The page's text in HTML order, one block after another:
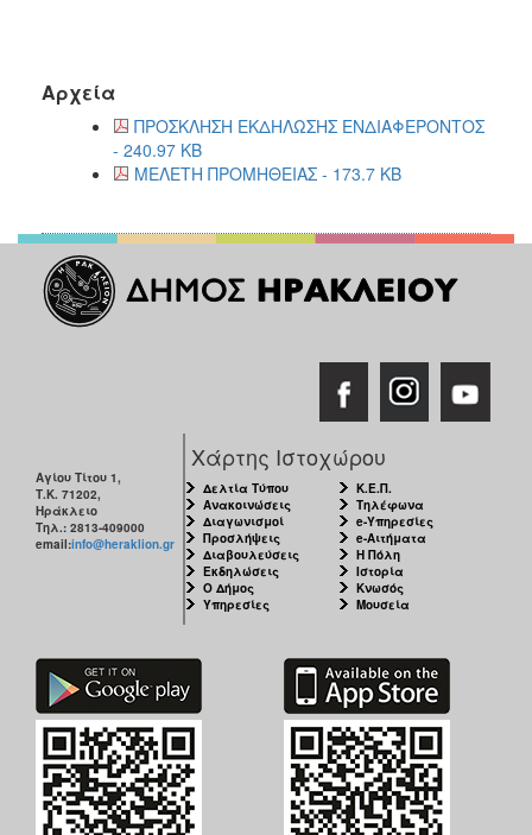
Αρχεία
ΠΡΟΣΚΛΗΣΗ ΕΚΔΗΛΩΣΗΣ ΕΝΔΙΑΦΕΡΟΝΤΟΣ
- 240.97 KB
ΜΕΛΕΤΗ ΠΡΟΜΗΘΕΙΑΣ - 173.7 KB
Αγίου Τίτου 1,
Τ.Κ. 71202,
Ηράκλειο
Τηλ.: 2813-409000
email:info@heraklion.gr
Χάρτης Ιστοχώρου
Δελτία Τύπου
Ανακοινώσεις
Διαγωνισμοί
Προσλήψεις
Διαβουλεύσεις
Εκδηλώσεις
Ο Δήμος
Υπηρεσίες
Κ.Ε.Π.
Τηλέφωνα
e-Υπηρεσίες
e-Αιτήματα
Η Πόλη
Ιστορία
Κνωσός
Μουσεία